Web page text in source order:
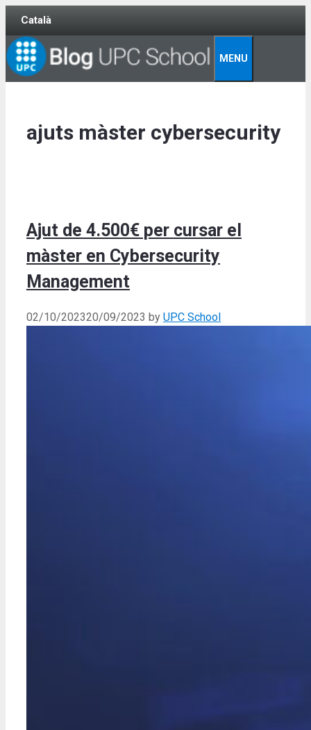
Skip
content
Català
MENU
ajuts màster cybersecurity
Ajut de 4.500€ per cursar el
màster en Cybersecurity
Management
02/10/202320/09/2023 by UPC School